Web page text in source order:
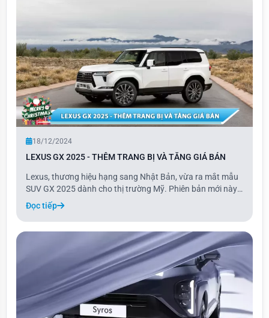
18/12/2024
LEXUS GX 2025 - THÊM TRANG BỊ VÀ TĂNG GIÁ BÁN
Lexus, thương hiệu hạng sang Nhật Bản, vừa ra mắt mẫu
SUV GX 2025 dành cho thị trường Mỹ. Phiên bản mới này
là bản nâng cấp của dòng GX, với giá bán tăng nhẹ cùng
nhiều trang bị tiêu chuẩn được bổ sung.
Đọc tiếp